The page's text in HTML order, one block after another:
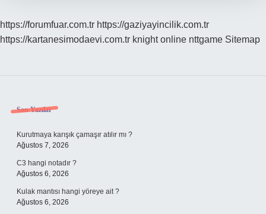
https://forumfuar.com.tr https://gaziyayincilik.com.tr
https://kartanesimodaevi.com.tr knight online nttgame Sitemap
Sidebar
Son Yazılar
Kurutmaya karışık çamaşır atılır mı ?
Ağustos 7, 2026
C3 hangi notadır ?
Ağustos 6, 2026
Kulak mantısı hangi yöreye ait ?
Ağustos 6, 2026